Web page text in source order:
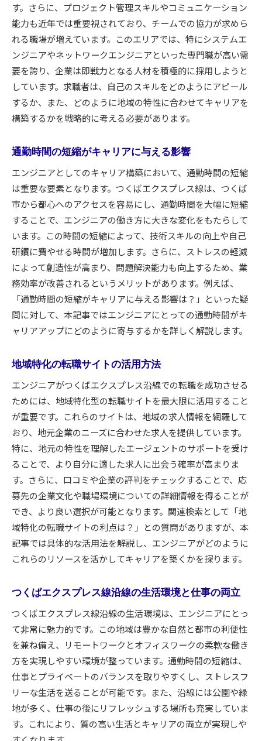
つくばエクスプレス線がエンジニアのキャリアに与
える影響とその魅力
技術革新が活発な地域でのキャリア形成
つくばエクスプレス線沿線の雇用市場動向
スキル向上を目指すエンジニアにとっての地域
の利点
キャリアパスにおける選択肢の広がり
地域特有の技術プロジェクトへの参画
地域特性を活かしたエンジニア転職の成功法つくば
エクスプレス線編
地域企業とのコラボレーションの可能性
つくばエクスプレス線沿線での新たな技術トレ
ンド
地域イベント参加によるネットワーク拡大
エンジニアに求められる新しいスキルセット
地域密着型の転職エージェントの活用
つくばエクスプレス線沿線でのキャリア成功事
するための具体的アプローチ
地域特化型求人情報の収集法
面接対策と地域特有のアピールポイント
キャリアコーチングを受けるメリット
地元企業でのインターンシップの活用
成功者の事例から学ぶキャリア構築術
エンジニア転職につくばエクスプレス線が提供する
チャンスを最大限活用する方法
地域コミュニティが提供するキャリア支援サー
ビス
プロフェッショナルネットワークの拡大法
つくばエクスプレス線沿線でのキャリアフェア
地域特化型のスキルアッププログラムの選び方
転職後のキャリアパスを考えるポイント
つくばエクスプレス線沿線でのエンジニア転職成功
事例から学ぶキャリアの築き方
成功事例に見るキャリア形成の共通点
地元企業でのキャリア成長のステップ
転職成功における地域コミュニティの役割
す。さらに、プロジェクト管理スキルやコミュニケーション
能力も近年では重要視されており、チームでの協力が求めら
れる職場が増えています。このエリアでは、特にシステムエ
ンジニアやネットワークエンジニアといった専門職が高い需
要を誇り、企業は即戦力となる人材を積極的に採用しようと
しています。求職者は、自己のスキルをどのようにアピール
するか、また、どのように地域の特性に合わせてキャリアを
構築するかを戦略的に考える必要があります。
通勤時間の短縮がキャリアに与える影響
エンジニアとしてのキャリア構築において、通勤時間の短縮
は重要な要素となります。つくばエクスプレス線は、つくば
市から都心へのアクセスを容易にし、通勤時間を大幅に短縮
することで、エンジニアの働き方に大きな変化をもたらして
います。この時間の短縮によって、技術スキルの向上や自己
研鑽に費やせる時間が増加します。さらに、ストレスの軽減
によって創造性が高まり、問題解決能力も向上するため、業
務効率が改善されるというメリットがあります。例えば、
「通勤時間の短縮がキャリアに与える影響は？」といった疑
問に対して、本記事ではエンジニアにとっての通勤時間がキ
ャリアアップにどのように寄与するかを詳しく解説します。
地域特化の転職サイトの活用方法
エンジニアがつくばエクスプレス沿線での転職を成功させる
ためには、地域特化型の転職サイトを最大限に活用すること
が重要です。これらのサイトは、地域の求人情報を網羅して
おり、地元企業のニーズに合わせた求人を提供しています。
特に、地元の特性を理解したエージェントのサポートを受け
ることで、より自分に適した求人に出会う確率が高まりま
す。さらに、口コミや企業の評判をチェックすることで、応
募先の企業文化や職場環境についての詳細情報を得ることが
でき、より良い選択が可能となります。関連検索として「地
域特化の転職サイトの利点は？」との質問がありますが、本
記事では具体的な活用法を解説し、エンジニアがどのように
これらのリソースを活かしてキャリアを築くかを探ります。
つくばエクスプレス線沿線の生活環境と仕事の両立
つくばエクスプレス線沿線の生活環境は、エンジニアにとっ
て非常に魅力的です。この地域は豊かな自然と都市の利便性
を兼ね備え、リモートワークとオフィスワークの柔軟な働き
方を実現しやすい環境が整っています。通勤時間の短縮は、
仕事とプライベートのバランスを取りやすくし、ストレスフ
リーな生活を送ることが可能です。また、沿線には公園や緑
地が多く、仕事の後にリフレッシュする場所も充実していま
す。これにより、質の高い生活とキャリアの両立が実現しや